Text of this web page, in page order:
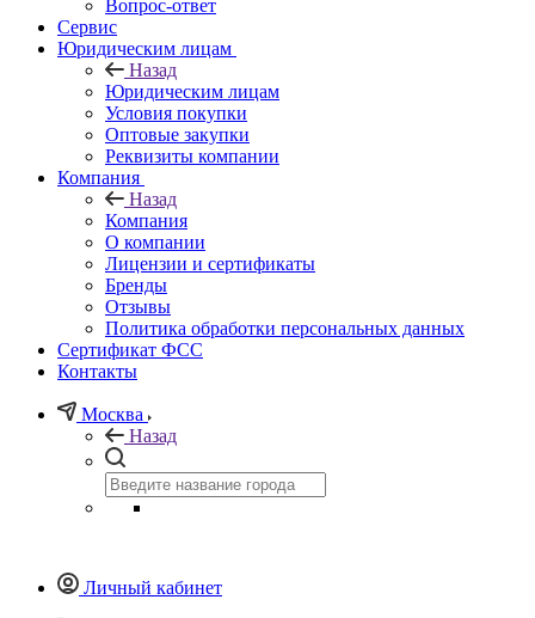
Вопрос-ответ
Сервис
Юридическим лицам
Назад
Юридическим лицам
Условия покупки
Оптовые закупки
Реквизиты компании
Компания
Назад
Компания
О компании
Лицензии и сертификаты
Бренды
Отзывы
Политика обработки персональных данных
Сертификат ФСС
Контакты
Москва
Назад
Личный кабинет